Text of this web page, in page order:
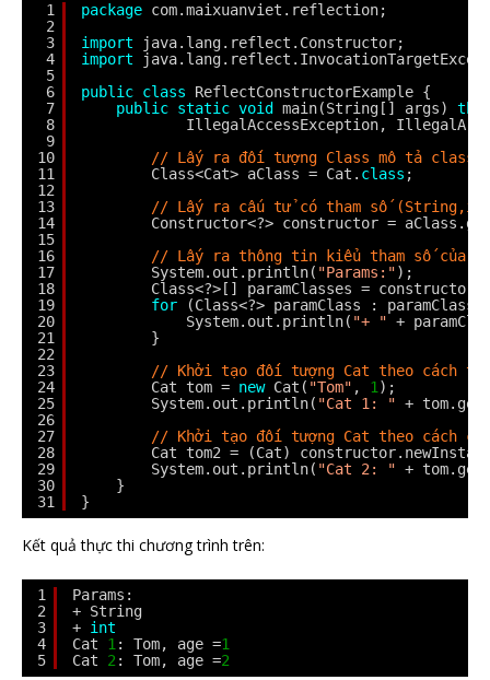
1
2
3
4
5
6
7
8
9
10
11
12
13
14
15
16
17
18
19
20
21
22
23
24
25
26
27
28
29
30
31
package com.maixuanviet.reflection;
import
java.lang.reflect.Constructor;
import
public class
ReflectConstructorExample {
public static void main(String[] args)
IllegalAccessException,
// Lấy ra đối tượng Class mô tả class
Class<Cat> aClass = Cat. class ;
// Lấy ra cấu tử có tham số
Constructor<?> constructor =
// Lấy ra thông tin kiểu tham số của
System.out.println( "Params:");
Class<?>[] paramClasses =
for
(Class<?> paramClass :
System.out.println( "+ " +
}
// Khởi tạo đối tượng Cat theo cách
Cat tom = new Cat( "Tom" , 1 );
System.out.println( "Cat 1: " +
// Khởi tạo đối tượng Cat theo cách
Cat tom2 = (Cat)
System.out.println( "Cat 2: " +
}
}
Kết quả thực thi chương trình trên:
1
2
3
4
5
Params:
+ String
+ int
Cat 1 : Tom, age =1
Cat 2 : Tom, age =2